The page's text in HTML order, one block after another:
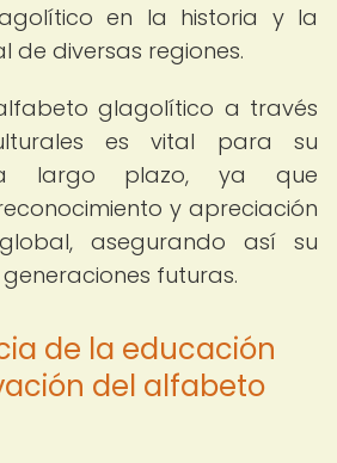
en la historia y la
de diversas regiones.
glagolítico a través
es vital para su
a largo plazo, ya que
y apreciación
asegurando así su
futuras.
de la educación
del alfabeto